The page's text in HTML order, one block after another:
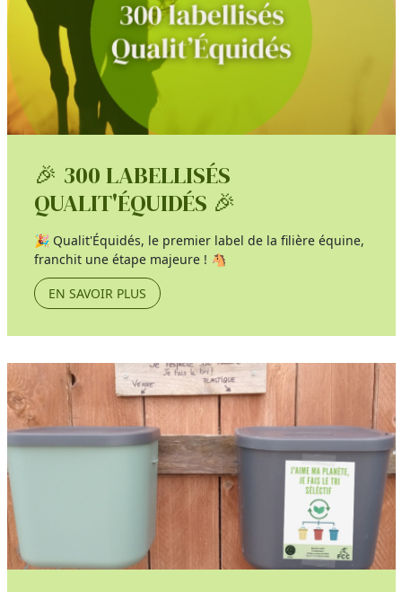
🎉 300 LABELLISÉS
QUALIT'ÉQUIDÉS 🎉
🎉 Qualit'Équidés, le premier label de la filière équine,
franchit une étape majeure ! 🐴
EN SAVOIR PLUS